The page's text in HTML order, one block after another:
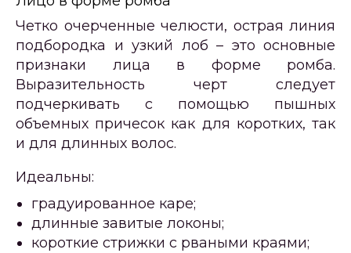
Четко очерченные челюсти, острая линия
подбородка и узкий лоб – это основные
признаки лица в форме ромба.
Выразительность черт следует
подчеркивать с помощью пышных
объемных причесок как для коротких, так
и для длинных волос.
Идеальны:
градуированное каре;
длинные завитые локоны;
короткие стрижки с рваными краями;